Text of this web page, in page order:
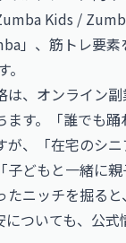
Kids /
」、筋トレ要
は、オンライン
す。「誰でも踊
が、「在宅のシ
子どもと一緒に
たニッチを掘る
についても、公